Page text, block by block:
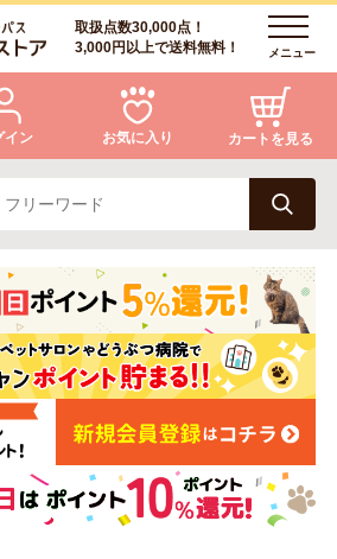
取扱点数30,000点！
3,000円以上で送料無料！
メニュー
猫
アクア・爬虫類・昆虫
キャットフード
服・おさんぽ用品
イン お気に入り カートを見る
について